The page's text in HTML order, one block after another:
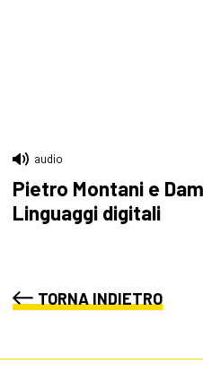
audio
Pietro Montani e
Linguaggi digitali
TORNA INDIETRO